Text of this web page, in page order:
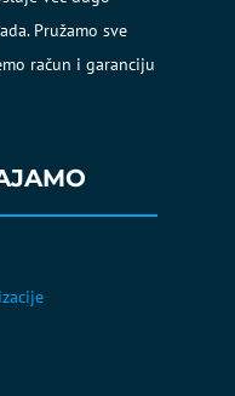
Pružamo sve
račun i garanciju